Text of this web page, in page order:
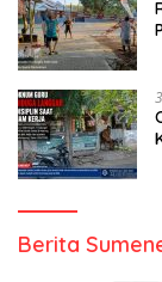
Berita